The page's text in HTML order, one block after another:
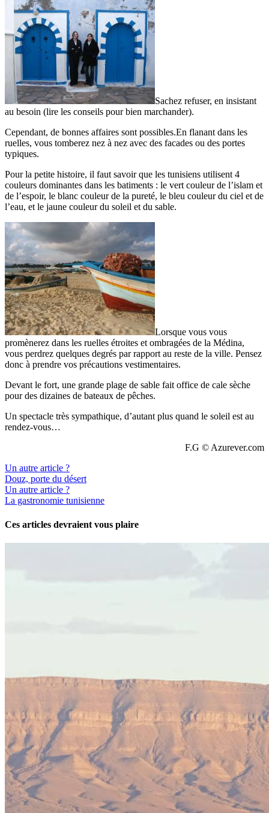
Sachez refuser, en insistant
au besoin (lire les conseils pour bien marchander).
Cependant, de bonnes affaires sont possibles.En flanant dans les
ruelles, vous tomberez nez à nez avec des facades ou des portes
typiques.
Pour la petite histoire, il faut savoir que les tunisiens utilisent 4
couleurs dominantes dans les batiments : le vert couleur de l’islam et
de l’espoir, le blanc couleur de la pureté, le bleu couleur du ciel et de
l’eau, et le jaune couleur du soleil et du sable.
Lorsque vous vous
promènerez dans les ruelles étroites et ombragées de la Médina,
vous perdrez quelques degrés par rapport au reste de la ville. Pensez
donc à prendre vos précautions vestimentaires.
Devant le fort, une grande plage de sable fait office de cale sèche
pour des dizaines de bateaux de pêches.
Un spectacle très sympathique, d’autant plus quand le soleil est au
rendez-vous…
F.G © Azurever.com
Un autre article ?
Douz, porte du désert
Un autre article ?
La gastronomie tunisienne
Ces articles devraient vous plaire